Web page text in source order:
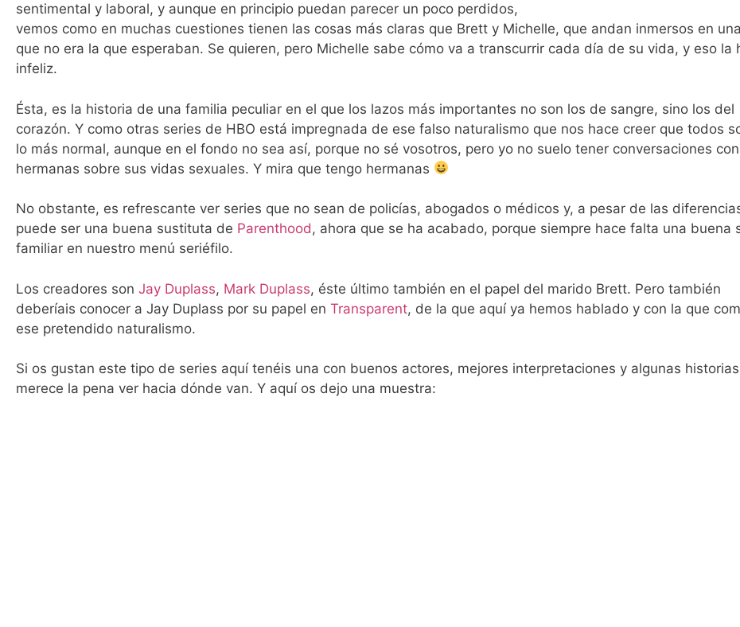
sentimental y laboral, y aunque en principio puedan parecer un poco perdidos,
vemos como en muchas cuestiones tienen las cosas más claras que Brett y Michelle, que andan inmersos en
que no era la que esperaban. Se quieren, pero Michelle sabe cómo va a transcurrir cada día de su vida, y eso la
infeliz.
Ésta, es la historia de una familia peculiar en el que los lazos más importantes no son los de sangre, sino los del
corazón. Y como otras series de HBO está impregnada de ese falso naturalismo que nos hace creer que todos
lo más normal, aunque en el fondo no sea así, porque no sé vosotros, pero yo no suelo tener conversaciones
hermanas sobre sus vidas sexuales. Y mira que tengo hermanas
No obstante, es refrescante ver series que no sean de policías, abogados o médicos y, a pesar de las
puede ser una buena sustituta de Parenthood, ahora que se ha acabado, porque siempre hace falta una buena
familiar en nuestro menú seriéfilo.
Los creadores son Jay Duplass, Mark Duplass, éste último también en el papel del marido Brett. Pero también
deberíais conocer a Jay Duplass por su papel en Transparent, de la que aquí ya hemos hablado y con la que
ese pretendido naturalismo.
Si os gustan este tipo de series aquí tenéis una con buenos actores, mejores interpretaciones y algunas
merece la pena ver hacia dónde van. Y aquí os dejo una muestra: